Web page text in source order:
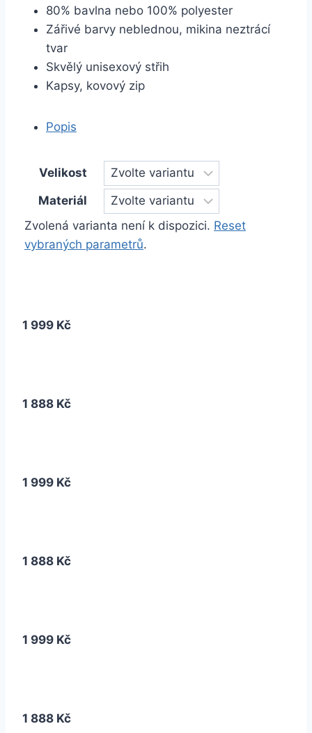
80% bavlna nebo 100% polyester
Zářivé barvy neblednou, mikina neztrácí
tvar
Skvělý unisexový střih
Kapsy, kovový zip
Popis
Velikost
Materiál
Zvolená varianta není k dispozici. Reset
vybraných parametrů.
1 999 Kč
1 888 Kč
1 999 Kč
1 888 Kč
1 999 Kč
1 888 Kč